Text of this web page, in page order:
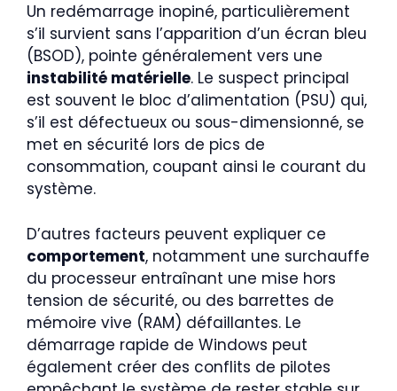
Un redémarrage inopiné, particulièrement
s’il survient sans l’apparition d’un écran bleu
(BSOD), pointe généralement vers une
instabilité matérielle. Le suspect principal
est souvent le bloc d’alimentation (PSU) qui,
s’il est défectueux ou sous-dimensionné, se
met en sécurité lors de pics de
consommation, coupant ainsi le courant du
système.
D’autres facteurs peuvent expliquer ce
comportement, notamment une surchauffe
du processeur entraînant une mise hors
tension de sécurité, ou des barrettes de
mémoire vive (RAM) défaillantes. Le
démarrage rapide de Windows peut
également créer des conflits de pilotes